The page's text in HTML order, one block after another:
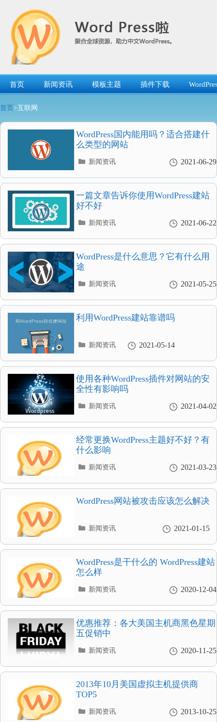
首页 新闻资讯 模板主题 插件下载
首页 >互联网
WordPress国内能用吗？适合搭建什
么类型的网站
2021-06-29
分
录
新闻资讯
一篇文章告诉你使用WordPress建站
好不好
2021-06-22
分
录
新闻资讯
WordPress是什么意思？它有什么用
途
2021-05-25
分
录
新闻资讯
利用WordPress建站靠谱吗
2021-05-14
分
录
新闻资讯
使用各种WordPress插件对网站的安
全性有影响吗
2021-04-02
分
录
新闻资讯
经常更换WordPress主题好不好？有
什么影响
2021-03-23
分
录
新闻资讯
WordPress网站被攻击应该怎么解决
2021-01-15
分
录
新闻资讯
WordPress是干什么的 WordPress建站
怎么样
2020-12-04
分
录
新闻资讯
优惠推荐：各大美国主机商黑色星期
五促销中
2020-11-25
分
录
新闻资讯
2013年10月美国虚拟主机提供商
TOP5
2013-10-25
分
新闻资讯